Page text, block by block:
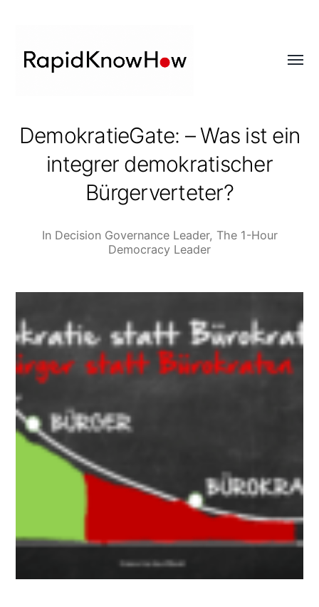
RapidKnowHow
-
DECISION
DemokratieGate: – Was ist ein
integrer demokratischer
Bürgerverteter?
In Decision Governance Leader, The 1-Hour
Democracy Leader